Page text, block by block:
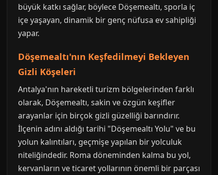
büyük katkı sağlar, böylece Döşemealtı, sporla iç
içe yaşayan, dinamik bir genç nüfusa ev sahipliği
yapar.
Döşemealtı'nın Keşfedilmeyi Bekleyen
Gizli Köşeleri
Antalya'nın hareketli turizm bölgelerinden farklı
olarak, Döşemealtı, sakin ve özgün keşifler
arayanlar için birçok gizli güzelliği barındırır.
İlçenin adını aldığı tarihi "Döşemealtı Yolu" ve bu
yolun kalıntıları, geçmişe yapılan bir yolculuk
niteliğindedir. Roma döneminden kalma bu yol,
kervanların ve ticaret yollarının önemli bir parçası